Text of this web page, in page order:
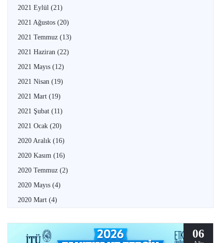
2021 Eylül (21)
2021 Ağustos (20)
2021 Temmuz (13)
2021 Haziran (22)
2021 Mayıs (12)
2021 Nisan (19)
2021 Mart (19)
2021 Şubat (11)
2021 Ocak (20)
2020 Aralık (16)
2020 Kasım (16)
2020 Temmuz (2)
2020 Mayıs (4)
2020 Mart (4)
06